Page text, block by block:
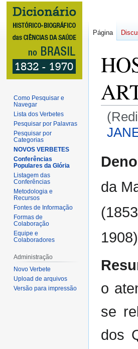
para
para
da
o
se
dos
Página
Como Pesquisar e
Navegar
Lista dos Verbetes
Pesquisar por Palavras
Pesquisar por
Categorias
NOVOS VERBETES
Conferências
Populares da Glória
Listagem das
Conferências
Metodologia e
Recursos
Fontes de Informação
Formas de
Colaboração
Equipe e
Colaboradores
Administração
Novo Verbete
Upload de arquivos
Versão para impressão